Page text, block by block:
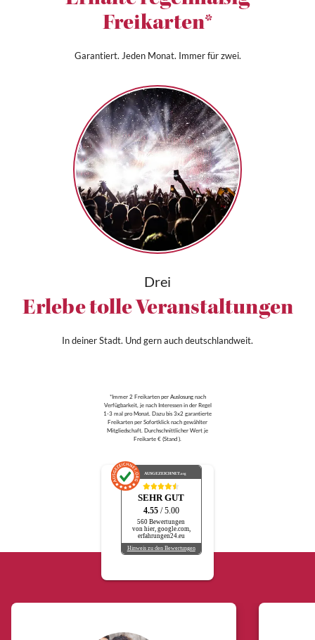
Freikarten*
Garantiert. Jeden Monat. Immer für zwei.
Drei
Erlebe tolle Veranstaltungen
In deiner Stadt. Und gern auch deutschlandweit.
*Immer 2 Freikarten per Auslosung nach
Verfügbarkeit, je nach Interessen in der Regel
1-3 mal pro Monat. Dazu bis 3x2 garantierte
Freikarten per Sofortklick nach gewählter
Mitgliedschaft. Durchschnittlicher Wert je
Freikarte € (Stand ).
AUSGEZEICHNET.org
SEHR GUT
4.55 / 5.00
560 Bewertungen
von hier, google.com,
erfahrungen24.eu
Hinweis zu den Bewertungen